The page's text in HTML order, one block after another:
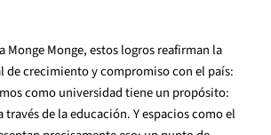
Monge Monge, estos logros reafirman la
crecimiento y compromiso con el país:
como universidad tiene un propósito:
de la educación. Y espacios como el